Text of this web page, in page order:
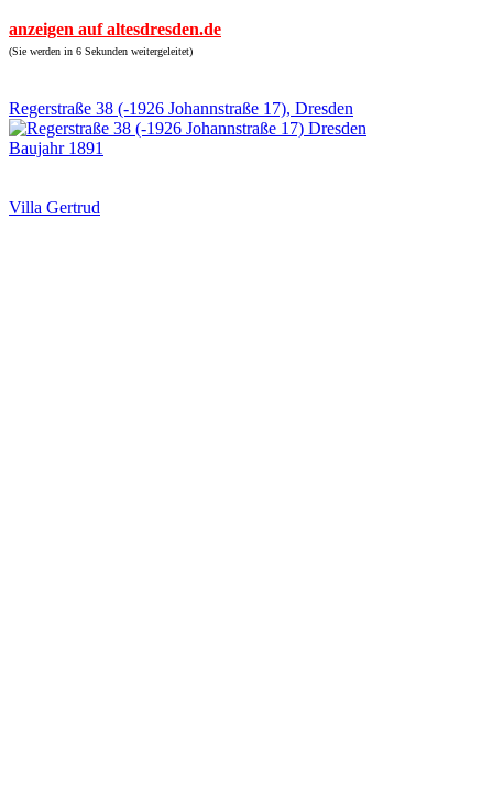
anzeigen auf altesdresden.de
(Sie werden in 6 Sekunden weitergeleitet)
Regerstraße 38 (-1926 Johannstraße 17), Dresden
Baujahr 1891
Villa Gertrud